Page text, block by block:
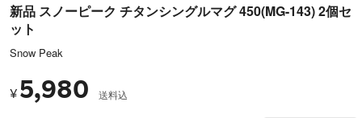
新品 スノーピーク チタンシングルマグ 450(MG-143) 2個セ
ット
Snow Peak
¥ 5,980 送料込